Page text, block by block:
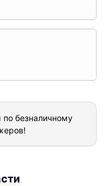
безналичному